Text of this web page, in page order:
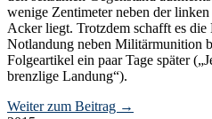
wenige Zentimeter neben der
Acker liegt. Trotzdem schafft es
Notlandung neben Militärmunition
Folgeartikel ein paar Tage später
brenzlige Landung“).
Weiter zum Beitrag →